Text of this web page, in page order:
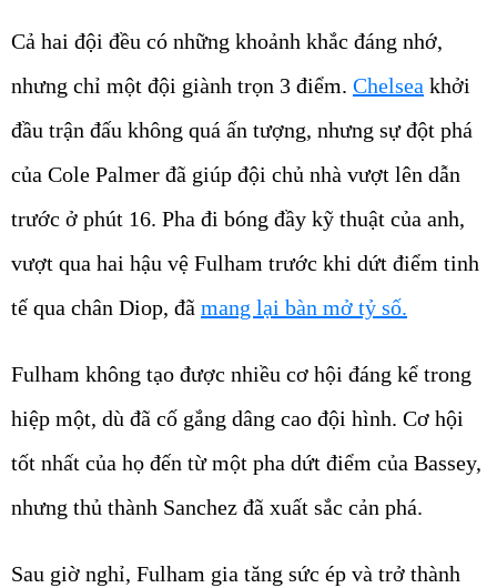
Cả hai đội đều có những khoảnh khắc đáng nhớ,
nhưng chỉ một đội giành trọn 3 điểm. Chelsea khởi
đầu trận đấu không quá ấn tượng, nhưng sự đột phá
của Cole Palmer đã giúp đội chủ nhà vượt lên dẫn
trước ở phút 16. Pha đi bóng đầy kỹ thuật của anh,
vượt qua hai hậu vệ Fulham trước khi dứt điểm tinh
tế qua chân Diop, đã mang lại bàn mở tỷ số.
Fulham không tạo được nhiều cơ hội đáng kể trong
hiệp một, dù đã cố gắng dâng cao đội hình. Cơ hội
tốt nhất của họ đến từ một pha dứt điểm của Bassey,
nhưng thủ thành Sanchez đã xuất sắc cản phá.
Sau giờ nghỉ, Fulham gia tăng sức ép và trở thành